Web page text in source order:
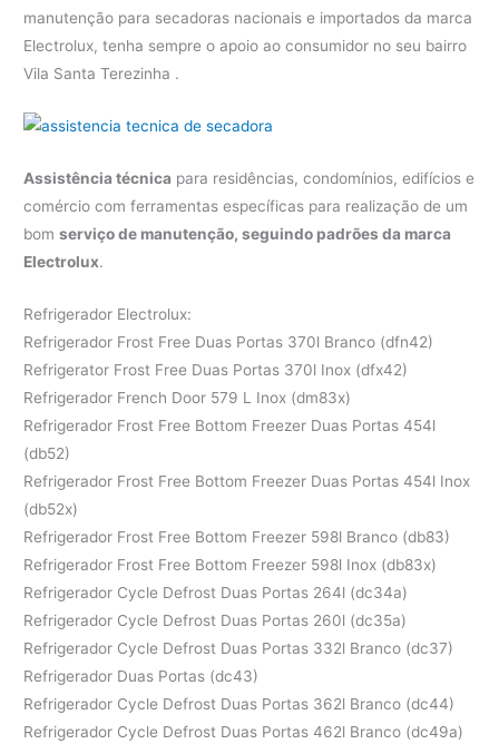
manutenção para secadoras nacionais e importados da marca
Electrolux, tenha sempre o apoio ao consumidor no seu bairro
Vila Santa Terezinha .
Assistência técnica para residências, condomínios, edifícios e
comércio com ferramentas específicas para realização de um
bomserviço de manutenção, seguindo padrões da marca
Electrolux.
Refrigerador Electrolux:
Refrigerador Frost Free Duas Portas 370l Branco (dfn42)
Refrigerator Frost Free Duas Portas 370l Inox (dfx42)
Refrigerador French Door 579 L Inox (dm83x)
Refrigerador Frost Free Bottom Freezer Duas Portas 454l
(db52)
Refrigerador Frost Free Bottom Freezer Duas Portas 454l Inox
(db52x)
Refrigerador Frost Free Bottom Freezer 598l Branco (db83)
Refrigerador Frost Free Bottom Freezer 598l Inox (db83x)
Refrigerador Cycle Defrost Duas Portas 264l (dc34a)
Refrigerador Cycle Defrost Duas Portas 260l (dc35a)
Refrigerador Cycle Defrost Duas Portas 332l Branco (dc37)
Refrigerador Duas Portas (dc43)
Refrigerador Cycle Defrost Duas Portas 362l Branco (dc44)
Refrigerador Cycle Defrost Duas Portas 462l Branco (dc49a)